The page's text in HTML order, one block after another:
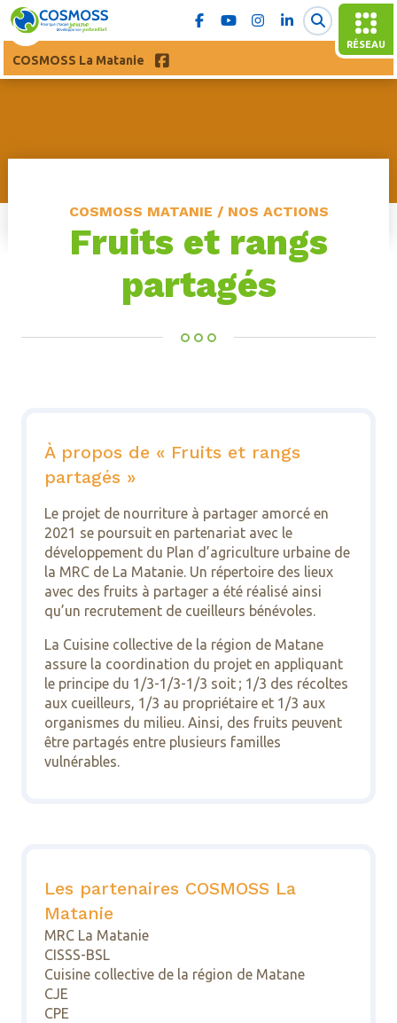
RÉSEAU
COSMOSS La Matanie
COSMOSS MATANIE / NOS ACTIONS
Fruits et rangs
partagés
À propos de « Fruits et rangs
partagés »
Le projet de nourriture à partager amorcé en
2021 se poursuit en partenariat avec le
développement du Plan d’agriculture urbaine de
la MRC de La Matanie. Un répertoire des lieux
avec des fruits à partager a été réalisé ainsi
qu’un recrutement de cueilleurs bénévoles.
La Cuisine collective de la région de Matane
assure la coordination du projet en appliquant
le principe du 1/3-1/3-1/3 soit ; 1/3 des récoltes
aux cueilleurs, 1/3 au propriétaire et 1/3 aux
organismes du milieu. Ainsi, des fruits peuvent
être partagés entre plusieurs familles
vulnérables.
Les partenaires COSMOSS La
Matanie
MRC La Matanie
CISSS-BSL
Cuisine collective de la région de Matane
CJE
CPE